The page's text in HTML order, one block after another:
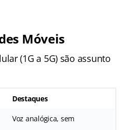
Móveis
(1G a 5G) são assunto
Destaques
Voz analógica, sem